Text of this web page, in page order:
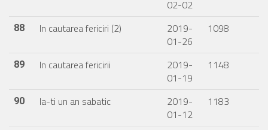
02-02
88 In cautarea fericiri (2)
2019-
01-26
1098
89 In cautarea fericirii
2019-
01-19
1148
90 Ia-ti un an sabatic
2019-
01-12
1183